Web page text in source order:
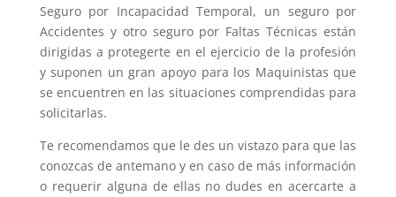
Seguro por Incapacidad Temporal, un seguro por
Accidentes y otro seguro por Faltas Técnicas están
dirigidas a protegerte en el ejercicio de la profesión
y suponen un gran apoyo para los Maquinistas que
se encuentren en las situaciones comprendidas para
solicitarlas.
Te recomendamos que le des un vistazo para que las
conozcas de antemano y en caso de más información
o requerir alguna de ellas no dudes en acercarte a